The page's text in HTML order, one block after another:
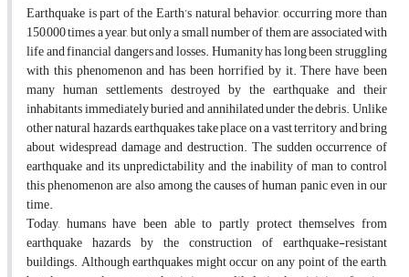
Earthquake is part of the Earth’s natural behavior, occurring more than
150,000 times a year, but only a small number of them are associated with
life and financial dangers and losses. Humanity has long been struggling
with this phenomenon and has been horrified by it. There have been
many human settlements destroyed by the earthquake and their
inhabitants immediately buried and annihilated under the debris. Unlike
other natural hazards, earthquakes take place on a vast territory and bring
about widespread damage and destruction. The sudden occurrence of
earthquake and its unpredictability and the inability of man to control
this phenomenon are also among the causes of human panic even in our
time.
Today, humans have been able to partly protect themselves from
earthquake hazards by the construction of earthquake-resistant
buildings. Although earthquakes might occur on any point of the earth,